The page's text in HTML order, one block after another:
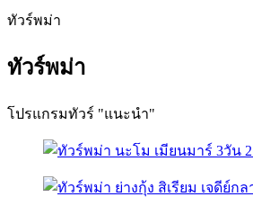
ทัวร์พม่า
ทัวร์พม่า
โปรแกรมทัวร์ "แนะนำ"